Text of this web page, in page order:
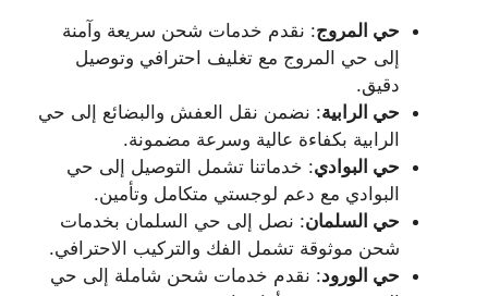
حي المروج: نقدم خدمات شحن سريعة وآمنة
إلى حي المروج مع تغليف احترافي وتوصيل
دقيق.
حي الرابية: نضمن نقل العفش والبضائع إلى حي
الرابية بكفاءة عالية وسرعة مضمونة.
حي البوادي: خدماتنا تشمل التوصيل إلى حي
البوادي مع دعم لوجستي متكامل وتأمين.
حي السلمان: نصل إلى حي السلمان بخدمات
شحن موثوقة تشمل الفك والتركيب الاحترافي.
حي الورود: نقدم خدمات شحن شاملة إلى حي